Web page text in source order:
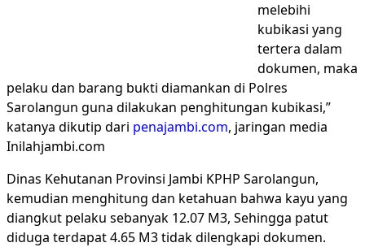
melebihi
kubikasi yang
tertera dalam
dokumen, maka
pelaku dan barang bukti diamankan di Polres
Sarolangun guna dilakukan penghitungan kubikasi,”
katanya dikutip dari penajambi.com, jaringan media
Inilahjambi.com
Dinas Kehutanan Provinsi Jambi KPHP Sarolangun,
kemudian menghitung dan ketahuan bahwa kayu yang
diangkut pelaku sebanyak 12.07 M3, Sehingga patut
diduga terdapat 4.65 M3 tidak dilengkapi dokumen.